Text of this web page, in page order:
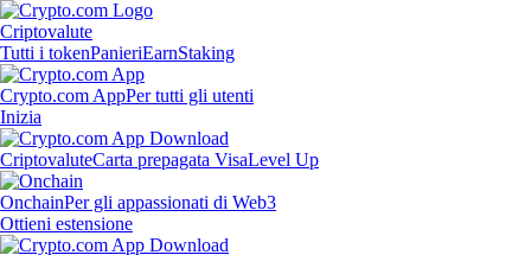
Criptovalute
Tutti i tokenPanieriEarnStaking
Crypto.com AppPer tutti gli utenti
Inizia
CriptovaluteCarta prepagata VisaLevel Up
OnchainPer gli appassionati di Web3
Ottieni estensione